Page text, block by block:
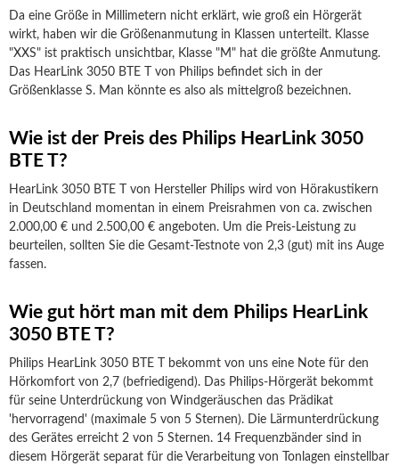
Da eine Größe in Millimetern nicht erklärt, wie groß ein Hörgerät
wirkt, haben wir die Größenanmutung in Klassen unterteilt. Klasse
"XXS" ist praktisch unsichtbar, Klasse "M" hat die größte Anmutung.
Das HearLink 3050 BTE T von Philips befindet sich in der
Größenklasse S. Man könnte es also als mittelgroß bezeichnen.
Wie ist der Preis des Philips HearLink 3050
BTE T?
HearLink 3050 BTE T von Hersteller Philips wird von Hörakustikern
in Deutschland momentan in einem Preisrahmen von ca. zwischen
2.000,00 € und 2.500,00 € angeboten. Um die Preis-Leistung zu
beurteilen, sollten Sie die Gesamt-Testnote von 2,3 (gut) mit ins Auge
fassen.
Wie gut hört man mit dem Philips HearLink
3050 BTE T?
Philips HearLink 3050 BTE T bekommt von uns eine Note für den
Hörkomfort von 2,7 (befriedigend). Das Philips-Hörgerät bekommt
für seine Unterdrückung von Windgeräuschen das Prädikat
'hervorragend' (maximale 5 von 5 Sternen). Die Lärmunterdrückung
des Gerätes erreicht 2 von 5 Sternen. 14 Frequenzbänder sind in
diesem Hörgerät separat für die Verarbeitung von Tonlagen einstellbar